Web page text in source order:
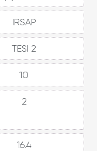
IRSAP
TESI 2
10
2
16.4